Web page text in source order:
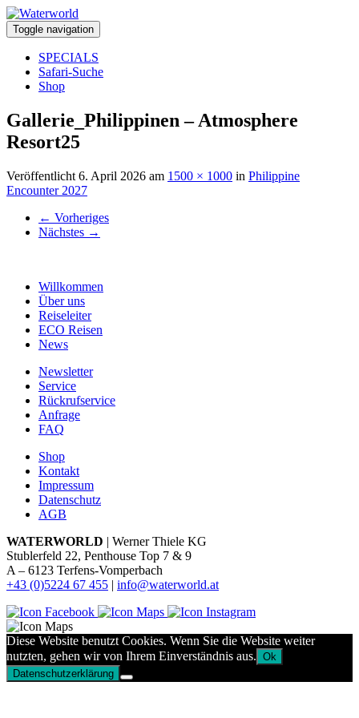
Toggle navigation
SPECIALS
Safari-Suche
Shop
Gallerie_Philippinen – Atmosphere
Resort25
Veröffentlicht 6. April 2026 am 1500 × 1000 in Philippine
Encounter 2027
← Vorheriges
Nächstes →
Willkommen
Über uns
Reiseleiter
ECO Reisen
News
Newsletter
Service
Rückrufservice
Anfrage
FAQ
Shop
Kontakt
Impressum
Datenschutz
AGB
WATERWORLD | Werner Thiele KG
Stublerfeld 22, Penthouse Top 7 & 9
A – 6123 Terfens-Vomperbach
+43 (0)5224 67 455 | info@waterworld.at
Diese Website benutzt Cookies. Wenn Sie die Website weiter
nutzten, gehen wir von Ihrem Einverständnis aus. Ok
Datenschutzerklärung